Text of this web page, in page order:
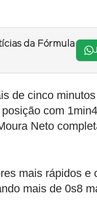
da Fórmula
de cinco
com
Neto
mais rápidos e
mais de 0s8